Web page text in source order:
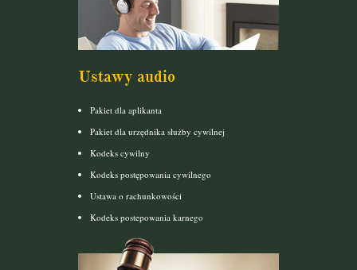
Ustawy audio
Pakiet dla aplikanta
Pakiet dla urzędnika służby cywilnej
Kodeks cywilny
Kodeks postępowania cywilnego
Ustawa o rachunkowości
Kodeks postepowania karnego